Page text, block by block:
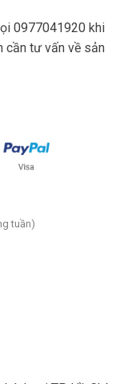
0977041920khi
cần tư vấn về sản
tuần)